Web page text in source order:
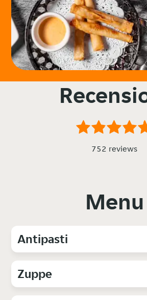
752 reviews
Menu
Antipasti
Zuppe